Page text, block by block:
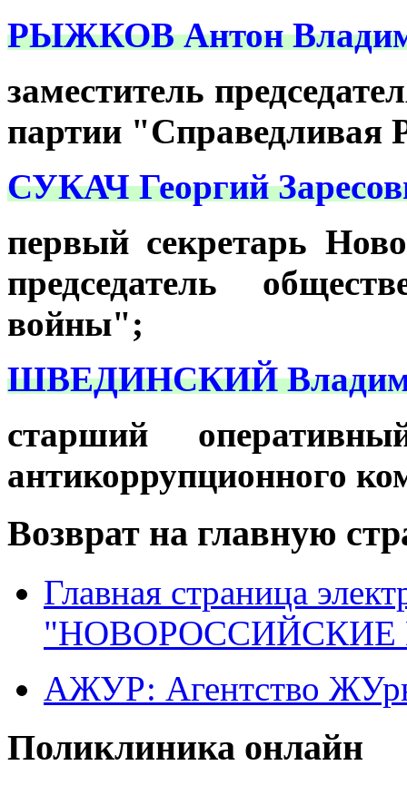
РЫЖКОВ Антон
заместитель
партии "Справедливая
СУКАЧ Георгий
первый секретарь
председатель
войны";
ШВЕДИНСКИЙ
старший
антикоррупционного
Возврат на главную
Главная страница
"НОВОРОССИЙСКИЕ
АЖУР: Агентство
Поликлиника онлайн